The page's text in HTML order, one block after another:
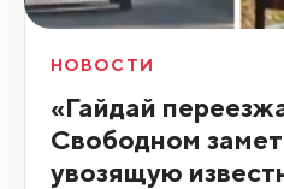
НОВОСТИ
«Гайдай
Свободном
увозящую